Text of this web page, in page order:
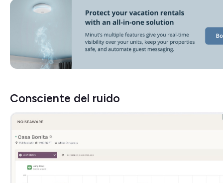
Consciente del ruido